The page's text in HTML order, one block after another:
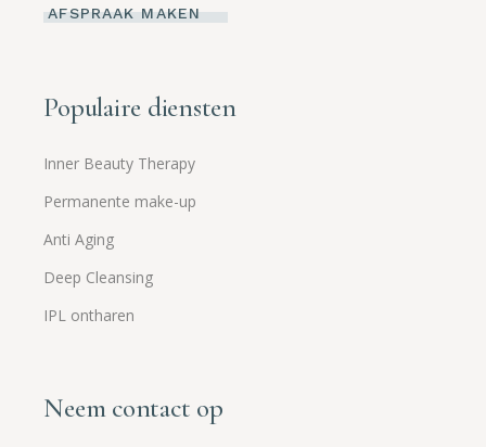
AFSPRAAK MAKEN
Populaire diensten
Inner Beauty Therapy
Permanente make-up
Anti Aging
Deep Cleansing
IPL ontharen
Neem contact op